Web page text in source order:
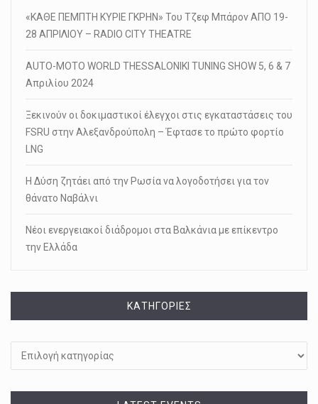
«ΚΑΘΕ ΠΕΜΠΤΗ ΚΥΡΙΕ ΓΚΡΗΝ» Του Τζεφ Μπάρον ΑΠΟ 19-
28 ΑΠΡΙΛΙΟΥ – RADIO CITY THEATRE
AUTO-MOTO WORLD THESSALONIKI TUNING SHOW 5, 6 & 7
Απριλίου 2024
Ξεκινούν οι δοκιμαστικοί έλεγχοι στις εγκαταστάσεις του
FSRU στην Αλεξανδρούπολη – Έφτασε το πρώτο φορτίο
LNG
Η Δύση ζητάει από την Ρωσία να λογοδοτήσει για τον
θάνατο Ναβάλνι
Νέοι ενεργειακοί διάδρομοι στα Βαλκάνια με επίκεντρο
την Ελλάδα
KΑΤΗΓΟΡΊΕΣ